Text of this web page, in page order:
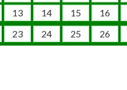
13 14 15
16
23 24 25 26